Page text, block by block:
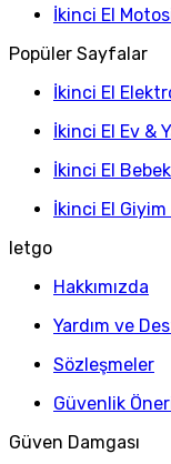
İkinci El
Popüler Sayfalar
İkinci El
İkinci El Ev &
İkinci El
İkinci El
letgo
Hakkımızda
Yardım ve
Sözleşmeler
Güvenlik
Güven Damgası